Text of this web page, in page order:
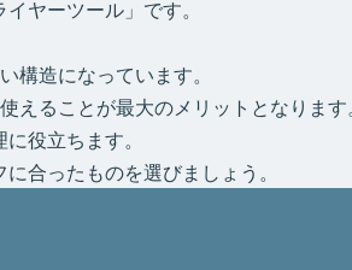
ヤーツール」です。
構造になっています。
ることが最大のメリットとなります。
役立ちます。
合ったものを選びましょう。